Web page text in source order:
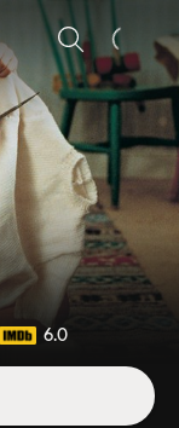
Sök
6.0